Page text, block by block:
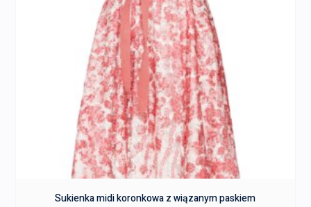
Sukienka midi koronkowa z wiązanym paskiem